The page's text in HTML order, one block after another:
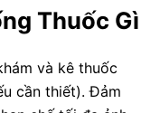
Thuốc Gì
và kê thuốc
cần thiết). Đảm